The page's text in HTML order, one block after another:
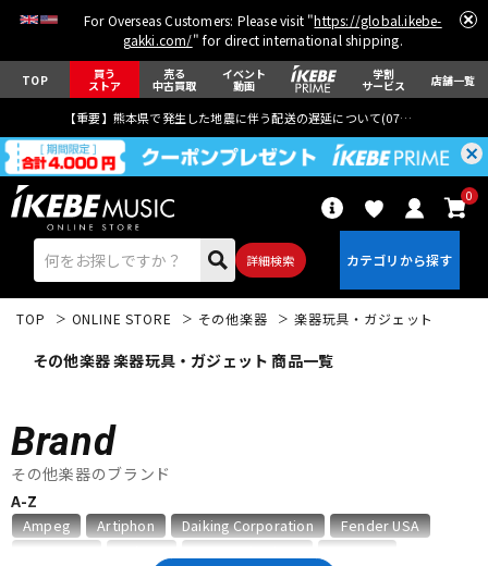
For Overseas Customers: Please visit "https://global.ikebe-
gakki.com/" for direct international shipping.
TOP 買う
ストア
売る
中古買取
イベント
動画
学割
サービス 店舗一覧
【重要】熊本県で発生した地震に伴う配送の遅延について(07月29日
詳細検索
0
エレキギター
ベース ウクレレ
TOP ONLINE STORE その他楽器 楽器玩具・ガジェット
その他楽器 楽器玩具・ガジェット 商品一覧
Brand
その他楽器のブランド
A-Z
Ampeg Artiphon Daiking Corporation
Fender USA